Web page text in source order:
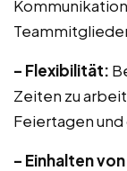
– Flexibilität:
Zeiten zu
Feiertagen
– Einhalten